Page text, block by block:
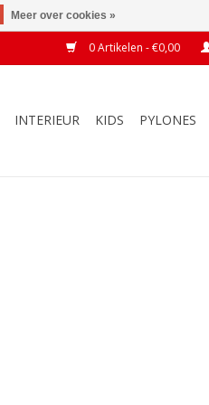
0 Artikelen - €0,00
INTERIEUR KIDS PYLONES
Meer over cookies »